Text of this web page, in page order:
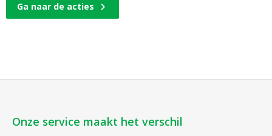
Ga naar de acties
Onze service maakt het verschil